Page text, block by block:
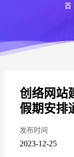
首
创络网站
假期安排
发布时间
2023-12-25